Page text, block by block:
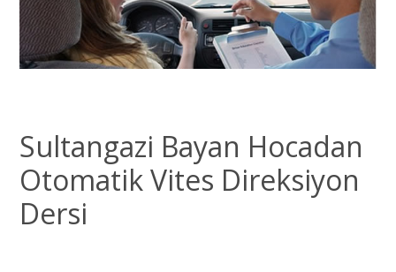
Sultangazi Bayan Hocadan
Otomatik Vites Direksiyon
Dersi